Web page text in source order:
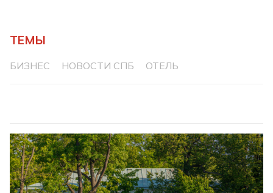
ТЕМЫ
БИЗНЕС НОВОСТИ СПБ ОТЕЛЬ